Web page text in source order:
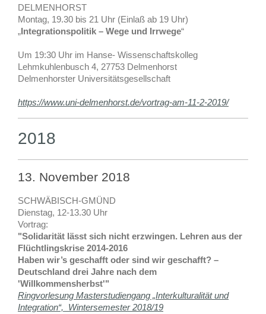
DELMENHORST
Montag, 19.30 bis 21 Uhr (Einlaß ab 19 Uhr)
„Integrationspolitik – Wege und Irrwege“
Um 19:30 Uhr im Hanse- Wissenschaftskolleg
Lehmkuhlenbusch 4, 27753 Delmenhorst
Delmenhorster Universitätsgesellschaft
https://www.uni-delmenhorst.de/vortrag-am-11-2-2019/
2018
13. November 2018
SCHWÄBISCH-GMÜND
Dienstag, 12-13.30 Uhr
Vortrag:
"Solidarität lässt sich nicht erzwingen. Lehren aus der
Flüchtlingskrise 2014-2016
Haben wir’s geschafft oder sind wir geschafft? –
Deutschland drei Jahre nach dem
'Willkommensherbst'"
Ringvorlesung Masterstudiengang „Interkulturalität und
Integration“, Wintersemester 2018/19